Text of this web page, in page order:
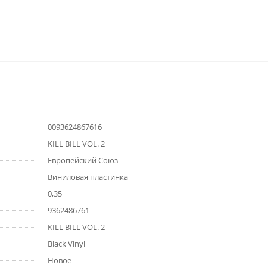
0093624867616
KILL BILL VOL. 2
Европейский Союз
Виниловая пластинка
0,35
9362486761
KILL BILL VOL. 2
Black Vinyl
Новое